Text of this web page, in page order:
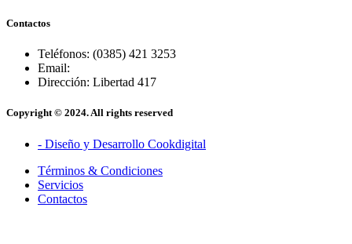
Contactos
Teléfonos: (0385) 421 3253
Email:
Dirección: Libertad 417
Copyright © 2024. All rights reserved
- Diseño y Desarrollo Cookdigital
Términos & Condiciones
Servicios
Contactos